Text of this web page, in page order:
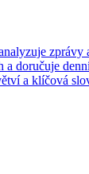
zprávy
a doručuje
a klíčová